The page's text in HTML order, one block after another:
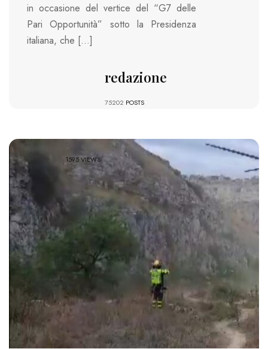
in occasione del vertice del “G7 delle
Pari Opportunità” sotto la Presidenza
italiana, che […]
redazione
75202 POSTS
1595 VIEWS